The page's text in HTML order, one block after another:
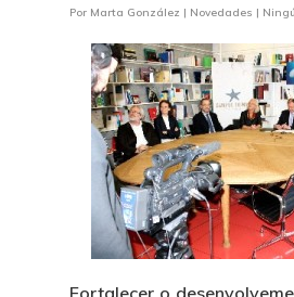
Por Marta González | Novedades |
Fortalecer o